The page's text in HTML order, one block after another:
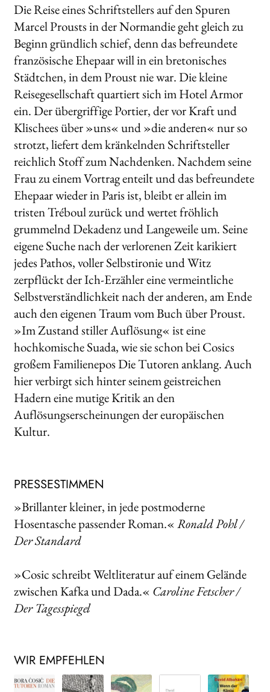
Die Reise eines Schriftstellers auf den Spuren
Marcel Prousts in der Normandie geht gleich zu
Beginn gründlich schief, denn das befreundete
französische Ehepaar will in ein bretonisches
Städtchen, in dem Proust nie war. Die kleine
Reisegesellschaft quartiert sich im Hotel Armor
ein. Der übergriffige Portier, der vor Kraft und
Klischees über »uns« und »die anderen« nur so
strotzt, liefert dem kränkelnden Schriftsteller
reichlich Stoff zum Nachdenken. Nachdem seine
Frau zu einem Vortrag enteilt und das befreundete
Ehepaar wieder in Paris ist, bleibt er allein im
tristen Tréboul zurück und wertet fröhlich
grummelnd Dekadenz und Langeweile um. Seine
eigene Suche nach der verlorenen Zeit karikiert
jedes Pathos, voller Selbstironie und Witz
zerpflückt der Ich-Erzähler eine vermeintliche
Selbstverständlichkeit nach der anderen, am Ende
auch den eigenen Traum vom Buch über Proust.
»Im Zustand stiller Auflösung« ist eine
hochkomische Suada, wie sie schon bei Cosics
großem Familienepos Die Tutoren anklang. Auch
hier verbirgt sich hinter seinem geistreichen
Hadern eine mutige Kritik an den
Auflösungserscheinungen der europäischen
Kultur.
PRESSESTIMMEN
»Brillanter kleiner, in jede postmoderne
Hosentasche passender Roman.« Ronald Pohl /
Der Standard
»Cosic schreibt Weltliteratur auf einem Gelände
zwischen Kafka und Dada.« Caroline Fetscher /
Der Tagesspiegel
WIR EMPFEHLEN